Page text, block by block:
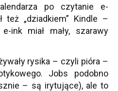
po czytanie e-
też „dziadkiem” Kindle –
ink miał mały, szarawy
rysika – czyli pióra –
Jobs podobno
– są irytujące), ale to